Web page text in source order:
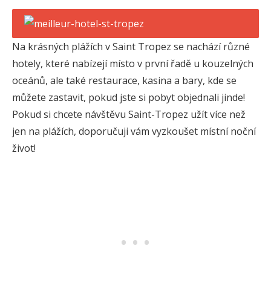
Na krásných plážích v Saint Tropez se nachází různé
hotely, které nabízejí místo v první řadě u kouzelných
oceánů, ale také restaurace, kasina a bary, kde se
můžete zastavit, pokud jste si pobyt objednali jinde!
Pokud si chcete návštěvu Saint-Tropez užít více než
jen na plážích, doporučuji vám vyzkoušet místní noční
život!